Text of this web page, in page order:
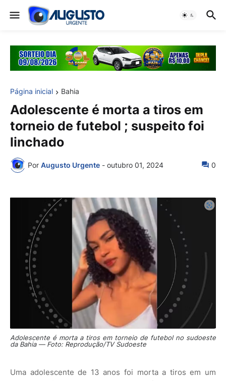
Página inicial Bahia
Adolescente é morta a tiros em
torneio de futebol ; suspeito foi
linchado
Por Augusto Urgente - outubro 01, 2024 0
Adolescente é morta a tiros em torneio de futebol no sudoeste
da Bahia — Foto: Reprodução/TV Sudoeste
Uma adolescente de 13 anos foi morta a tiros em um